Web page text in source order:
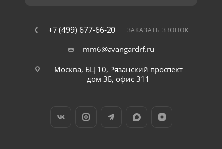
+7 (499) 677-66-20 ЗАКАЗАТЬ ЗВОНОК
mm6@avangardrf.ru
Москва, БЦ 10, Рязанский проспект
дом 3Б, офис 311